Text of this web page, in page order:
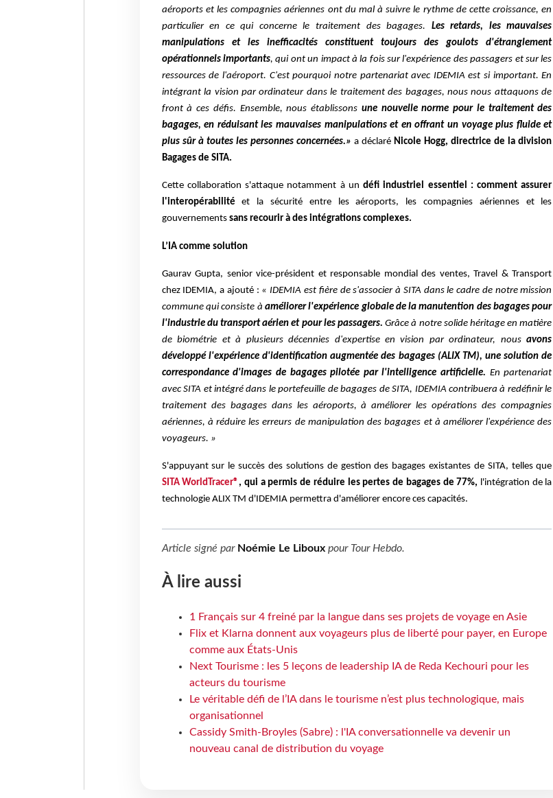
aéroports et les compagnies aériennes ont du mal à suivre le rythme de cette croissance, en
particulier en ce qui concerne le traitement des bagages. Les retards, les mauvaises
manipulations et les inefficacités
constituent toujours des goulots d'étranglement
opérationnels importants, qui ont un impact à la fois sur l'expérience des passagers et sur les
ressources de l'aéroport. C'est pourquoi notre partenariat avec IDEMIA est si important. En
intégrant la vision par ordinateur dans le traitement des bagages, nous nous attaquons de
front à ces défis. Ensemble, nous établissons une nouvelle norme pour le traitement des
bagages, en réduisant les mauvaises manipulations et en offrant un voyage plus fluide et
plus sûr à toutes les personnes concernées.» a déclaréNicole Hogg, directrice de la division
Bagages de SITA.
Cette collaboration s'attaque notamment à undéfi industriel essentiel : comment assurer
l'interopérabilité et la sécurité entre les aéroports, les compagnies aériennes et les
gouvernements sans recourir à des intégrations complexes.
L’IA comme solution
Gaurav Gupta, senior vice-président et responsable mondial des ventes, Travel & Transport
chez IDEMIA, a ajouté : « IDEMIA est fière de s'associer à SITA dans le cadre de notre mission
commune qui consiste à améliorer l'expérience globale de la manutention des bagages pour
l'industrie du transport aérien et pour les passagers. Grâce à notre solide héritage en matière
de biométrie et à plusieurs décennies d'expertise en vision par ordinateur, nousavons
développé l'expérience d'identification augmentée des bagages (ALIX TM), une solution de
correspondance d'images de bagages pilotée par l'intelligence artificielle. En partenariat
avec SITA et intégré dans le portefeuille de bagages de SITA, IDEMIA contribuera à redéfinir le
traitement des bagages dans les aéroports, à améliorer les opérations des compagnies
aériennes, à réduire les erreurs de manipulation des bagages et à améliorer l'expérience des
voyageurs. »
S'appuyant sur le succès des solutions de gestion des bagages existantes de SITA, telles que
SITA WorldTracer® , qui a permis de réduire les pertes de bagages de 77%, l'intégration de la
technologie ALIX TM d'IDEMIA permettra d'améliorer encore ces capacités.
Article signé par Noémie Le Libouxpour Tour Hebdo.
À lire aussi
1 Français sur 4 freiné par la langue dans ses projets de voyage en Asie
Flix et Klarna donnent aux voyageurs plus de liberté pour payer, en Europe
comme aux États-Unis
Next Tourisme : les 5 leçons de leadership IA de Reda Kechouri pour les
acteurs du tourisme
Le véritable défi de l’IA dans le tourisme n’est plus technologique, mais
organisationnel
Cassidy Smith-Broyles (Sabre) : l'IA conversationnelle va devenir un
nouveau canal de distribution du voyage